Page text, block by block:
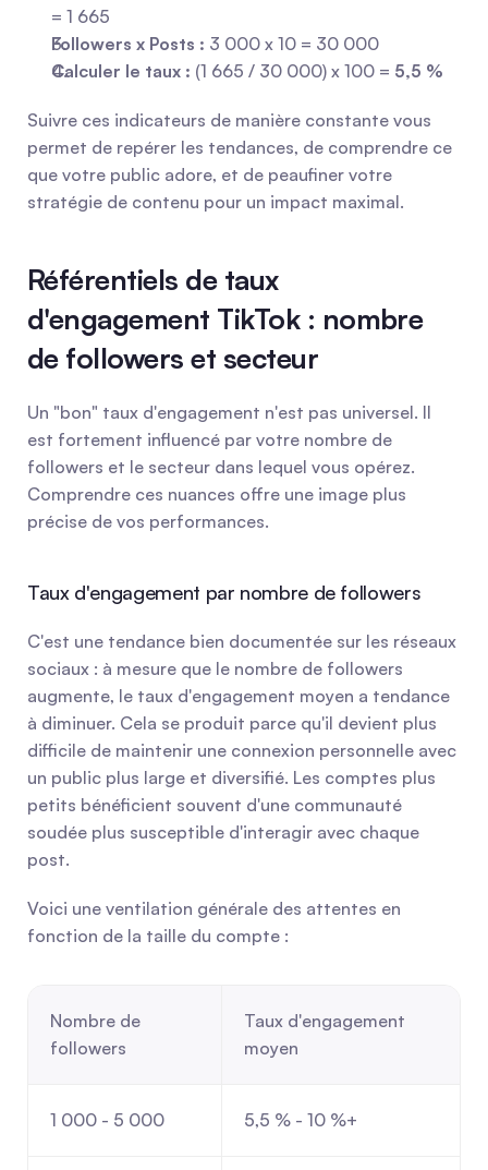
= 1 665
Followers x Posts : 3 000 x 10 = 30 000
Calculer le taux : (1 665 / 30 000) x 100 = 5,5 %
Suivre ces indicateurs de manière constante vous
permet de repérer les tendances, de comprendre ce
que votre public adore, et de peaufiner votre
stratégie de contenu pour un impact maximal.
Référentiels de taux
d'engagement TikTok : nombre
de followers et secteur
Un "bon" taux d'engagement n'est pas universel. Il
est fortement influencé par votre nombre de
followers et le secteur dans lequel vous opérez.
Comprendre ces nuances offre une image plus
précise de vos performances.
Taux d'engagement par nombre de followers
C'est une tendance bien documentée sur les réseaux
sociaux : à mesure que le nombre de followers
augmente, le taux d'engagement moyen a tendance
à diminuer. Cela se produit parce qu'il devient plus
difficile de maintenir une connexion personnelle avec
un public plus large et diversifié. Les comptes plus
petits bénéficient souvent d'une communauté
soudée plus susceptible d'interagir avec chaque
post.
Voici une ventilation générale des attentes en
fonction de la taille du compte :
Nombre de
followers
Taux d'engagement
moyen
1 000 - 5 000 5,5 % - 10 %+